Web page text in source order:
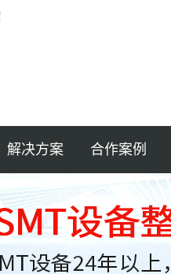
解决方案
半导体封装
汽车电子
合作案例